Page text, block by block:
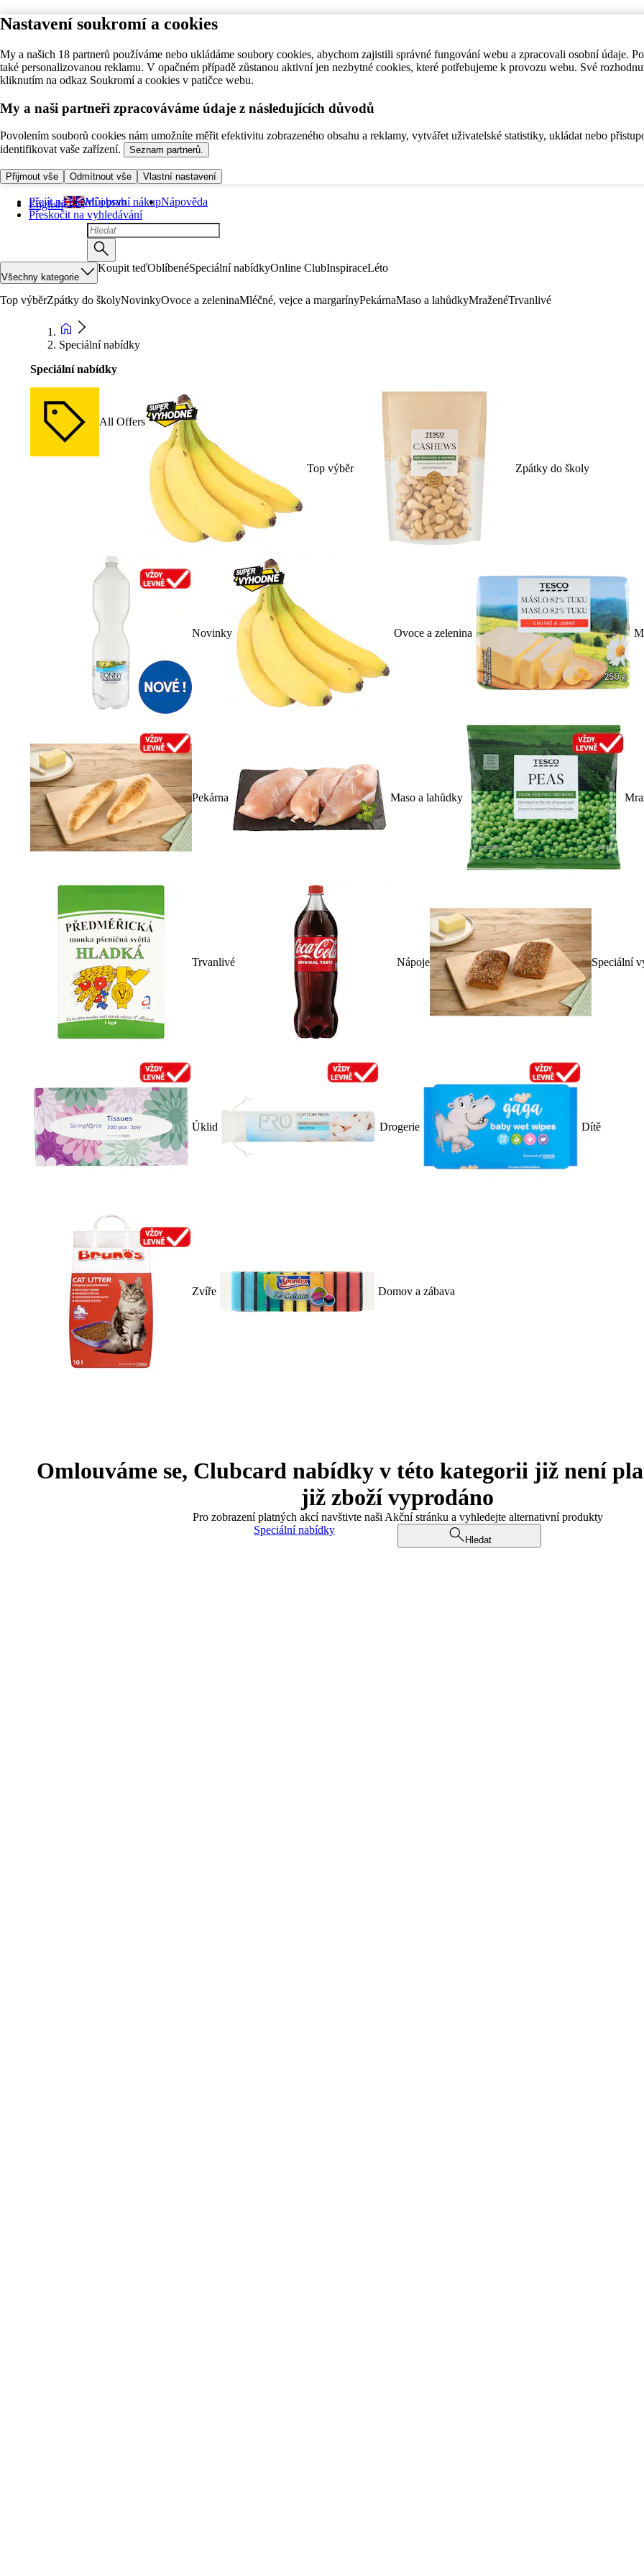
Nastavení soukromí a cookies
My a našich 18 partnerů používáme nebo ukládáme soubory cookies, abychom zajistili správné fungování webu a zpracovali osobní údaje.
také personalizovanou reklamu. V opačném případě zůstanou aktivní jen nezbytné cookies, které potřebujeme k provozu webu. Své
kliknutím na odkaz Soukromí a cookies v patičce webu.
My a naši partneři zpracováváme údaje z následujících důvodů
Povolením souborů cookies nám umožníte měřit efektivitu zobrazeného obsahu a reklamy, vytvářet uživatelské statistiky, ukládat nebo
identifikovat vaše zařízení.
Seznam partnerů.
Přijmout vše Odmítnout vše Vlastní nastavení
Přejít na hlavní obsah
Přeskočit na vyhledávání
English Můj první nákupNápověda
Všechny kategorie
Koupit teďOblíbenéSpeciální nabídkyOnline ClubInspiraceLéto
Top výběrZpátky do školyNovinkyOvoce a zeleninaMléčné, vejce a margarínyPekárnaMaso a lahůdkyMraženéTrvanlivé
Speciální nabídky
Speciální nabídky
All Offers
Top výběr Zpátky do školy
Novinky Ovoce a zelenina
Pekárna Maso a lahůdky
Trvanlivé Nápoje Speciální
Úklid Drogerie Dítě
Zvíře Domov a zábava
Omlouváme se, Clubcard nabídky v této kategorii již není
již zboží vyprodáno
Pro zobrazení platných akcí navštivte naši Akční stránku a vyhledejte alternativní produkty
Speciální nabídky
Hledat